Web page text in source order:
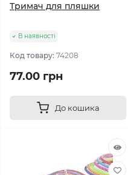
Тримач для пляшки
В наявності
Код товару: 74208
77.00 грн
До кошика